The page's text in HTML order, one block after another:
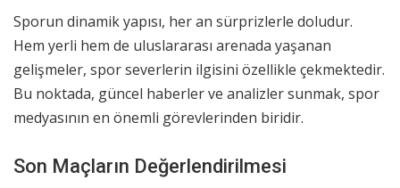
Sporun dinamik yapısı, her an sürprizlerle doludur.
Hem yerli hem de uluslararası arenada yaşanan
gelişmeler, spor severlerin ilgisini özellikle çekmektedir.
Bu noktada, güncel haberler ve analizler sunmak, spor
medyasının en önemli görevlerinden biridir.
Son Maçların Değerlendirilmesi